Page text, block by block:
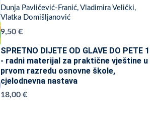
Dunja Pavličević-Franić, Vladimira Velički,
Vlatka Domišljanović
9,50 €
SPRETNO DIJETE OD GLAVE DO PETE 1
- radni materijal za praktične vještine u
prvom razredu osnovne škole,
cjelodnevna nastava
18,00 €